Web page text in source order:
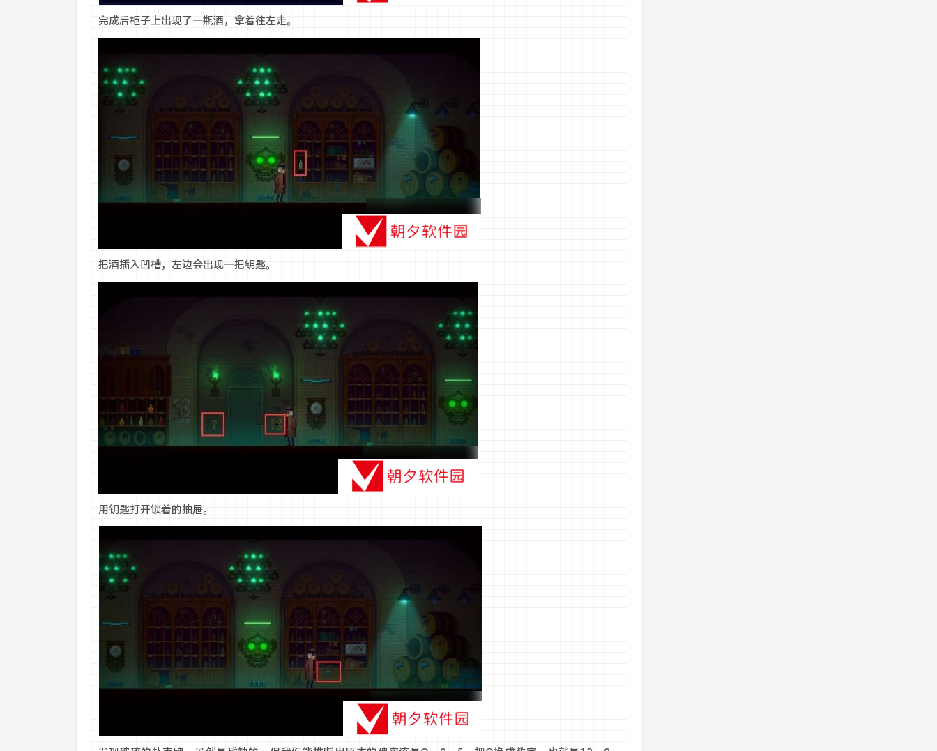
完成后柜子上出现了一瓶酒，拿着往左走。
把酒插入凹槽，左边会出现一把钥匙。
用钥匙打开锁着的抽屉。